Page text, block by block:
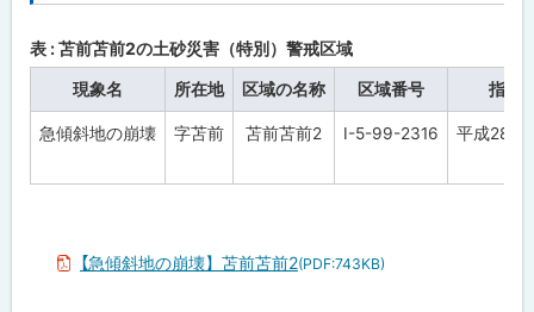
プ
に
る
表 : 苫前苫前2の土砂災害（特別）警戒区域
現象名 所在地 区域の名称 区域番号 指定
急傾斜地の崩壊 字苫前 苫前苫前2 Ⅰ-5-99-2316 平成28年
【急傾斜地の崩壊】苫前苫前2(PDF:743KB)